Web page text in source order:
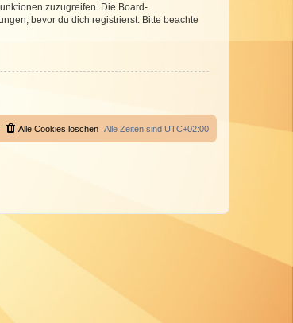
zuzugreifen. Die Board-
bevor du dich registrierst. Bitte beachte
Alle Zeiten sind UTC+02:00
Alle Cookies löschen